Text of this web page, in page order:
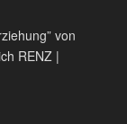
von
RENZ |